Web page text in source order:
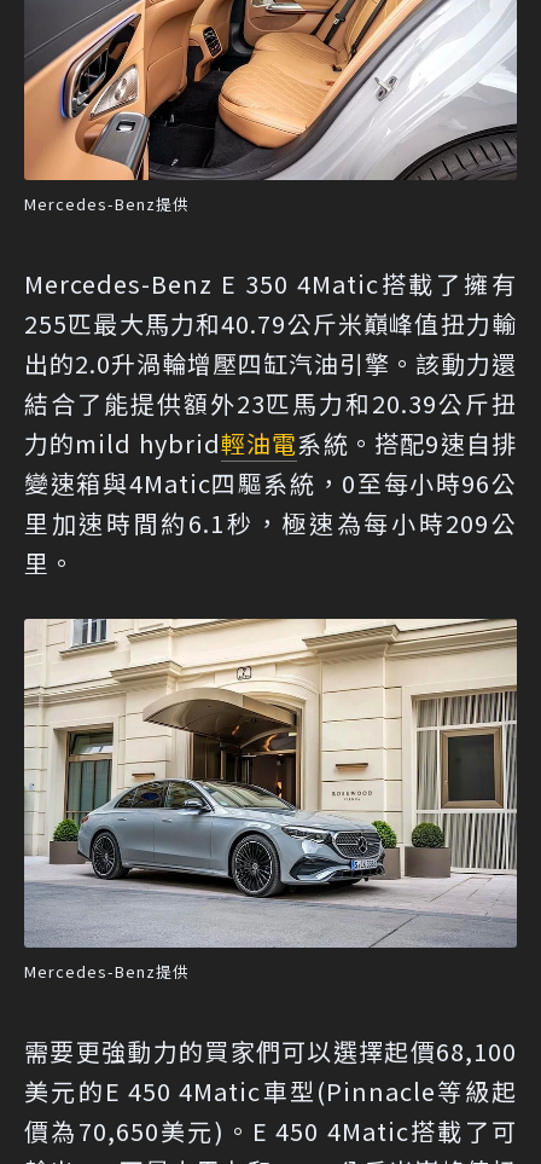
Mercedes-Benz提供
Mercedes-Benz E 350 4Matic搭載了擁有
255匹最大馬力和40.79公斤米巔峰值扭力輸
出的2.0升渦輪增壓四缸汽油引擎。該動力還
結合了能提供額外23匹馬力和20.39公斤扭
力的mild hybrid輕油電系統。搭配9速自排
變速箱與4Matic四驅系統，0至每小時96公
里加速時間約6.1秒，極速為每小時209公
里。
Mercedes-Benz提供
需要更強動力的買家們可以選擇起價68,100
美元的E 450 4Matic車型(Pinnacle等級起
價為70,650美元)。E 450 4Matic搭載了可